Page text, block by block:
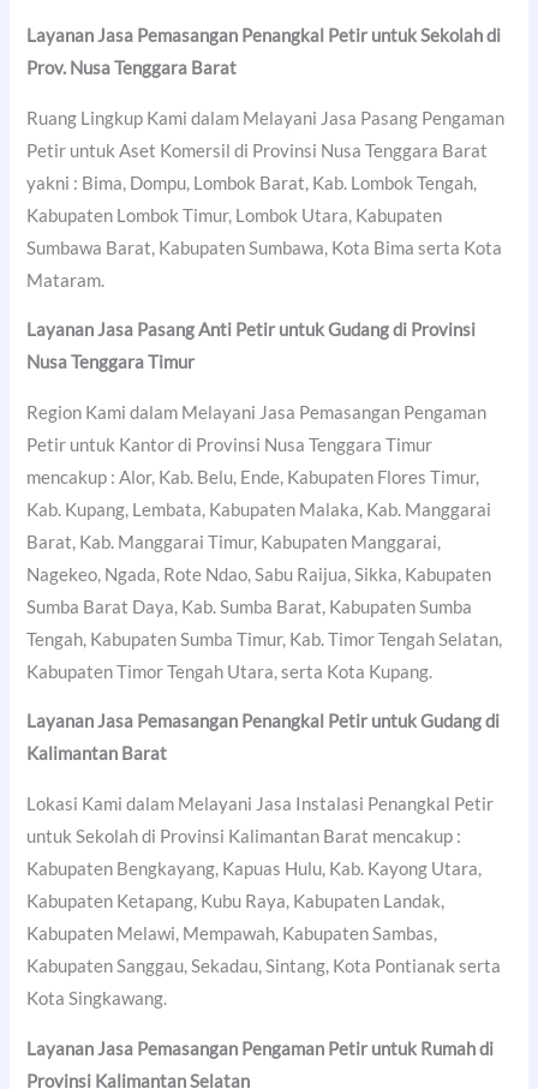
Layanan Jasa Pemasangan Penangkal Petir untuk Sekolah di
Prov. Nusa Tenggara Barat
Ruang Lingkup Kami dalam Melayani Jasa Pasang Pengaman
Petir untuk Aset Komersil di Provinsi Nusa Tenggara Barat
yakni : Bima, Dompu, Lombok Barat, Kab. Lombok Tengah,
Kabupaten Lombok Timur, Lombok Utara, Kabupaten
Sumbawa Barat, Kabupaten Sumbawa, Kota Bima serta Kota
Mataram.
Layanan Jasa Pasang Anti Petir untuk Gudang di Provinsi
Nusa Tenggara Timur
Region Kami dalam Melayani Jasa Pemasangan Pengaman
Petir untuk Kantor di Provinsi Nusa Tenggara Timur
mencakup : Alor, Kab. Belu, Ende, Kabupaten Flores Timur,
Kab. Kupang, Lembata, Kabupaten Malaka, Kab. Manggarai
Barat, Kab. Manggarai Timur, Kabupaten Manggarai,
Nagekeo, Ngada, Rote Ndao, Sabu Raijua, Sikka, Kabupaten
Sumba Barat Daya, Kab. Sumba Barat, Kabupaten Sumba
Tengah, Kabupaten Sumba Timur, Kab. Timor Tengah Selatan,
Kabupaten Timor Tengah Utara, serta Kota Kupang.
Layanan Jasa Pemasangan Penangkal Petir untuk Gudang di
Kalimantan Barat
Lokasi Kami dalam Melayani Jasa Instalasi Penangkal Petir
untuk Sekolah di Provinsi Kalimantan Barat mencakup :
Kabupaten Bengkayang, Kapuas Hulu, Kab. Kayong Utara,
Kabupaten Ketapang, Kubu Raya, Kabupaten Landak,
Kabupaten Melawi, Mempawah, Kabupaten Sambas,
Kabupaten Sanggau, Sekadau, Sintang, Kota Pontianak serta
Kota Singkawang.
Layanan Jasa Pemasangan Pengaman Petir untuk Rumah di
Provinsi Kalimantan Selatan